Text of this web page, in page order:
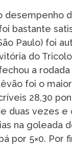
desempenho
bastante
Paulo) foi
do
a
foi o
28,30
duas vezes e
na goleada
por 5×0. Por